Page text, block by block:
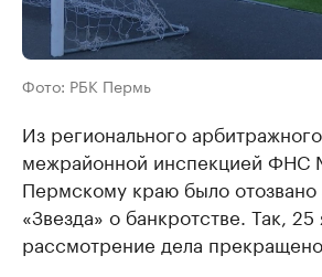
Фото: РБК Пермь
Из регионального
межрайонной инспекцией ФНС
Пермскому краю было
«Звезда» о банкротстве. Так, 25
рассмотрение дела прекращено.